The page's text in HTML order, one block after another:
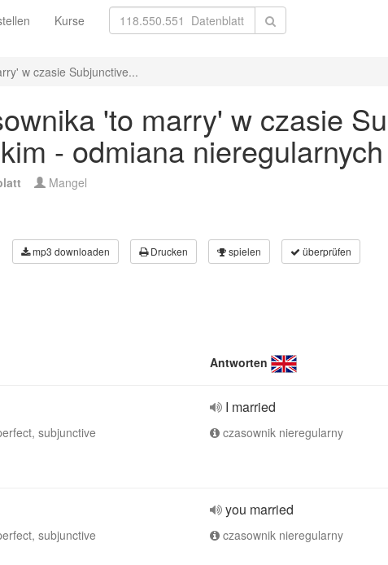
Kurse
w czasie Subjunctive...
'to marry' w czasie
- odmiana
Mangel
mp3 downloaden Drucken spielen überprüfen
Antworten
subjunctive
I married
czasownik nieregularny
subjunctive
you married
czasownik nieregularny